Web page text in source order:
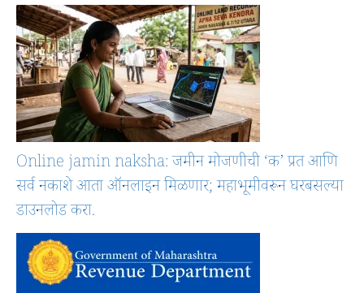
Online jamin naksha: जमीन मोजणीची ‘क’ प्रत आणि
सर्व नकाशे आता ऑनलाइन मिळणार; महाभूमीवरून घरबसल्या
डाउनलोड करा.